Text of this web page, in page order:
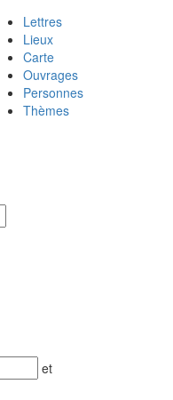
Lettres
Lieux
Carte
Ouvrages
Personnes
Thèmes
et